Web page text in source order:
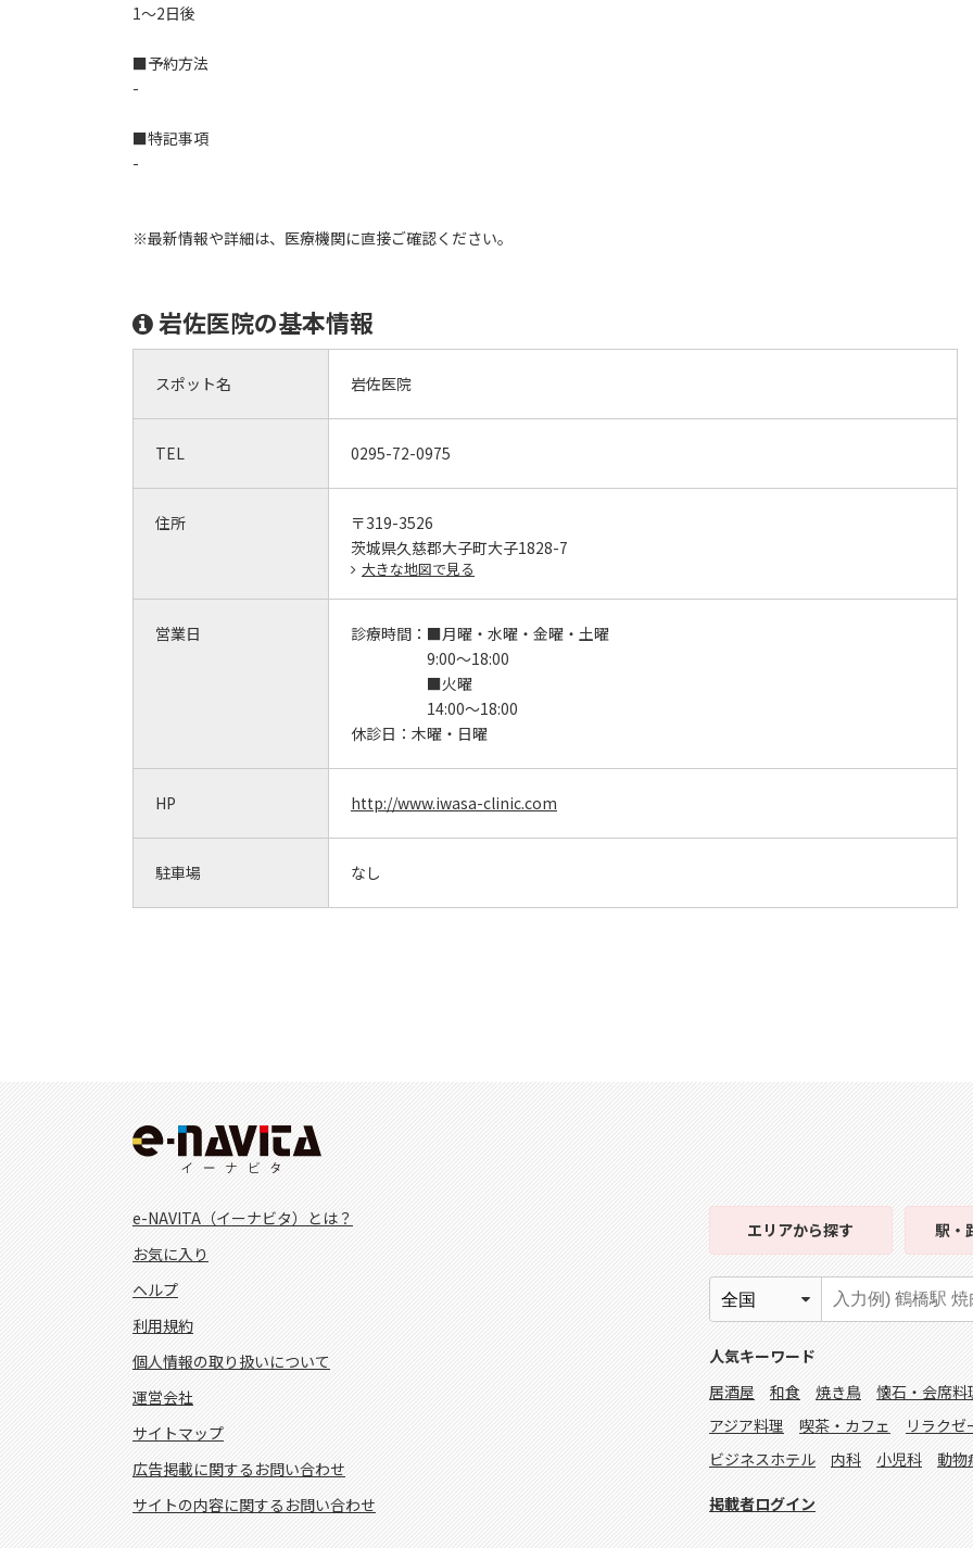
1～2日後
■予約方法
-
■特記事項
-
※最新情報や詳細は、医療機関に直接ご確認ください。
岩佐医院の基本情報
スポット名 岩佐医院
TEL 0295-72-0975
住所
〒319-3526
茨城県久慈郡大子町大子1828-7
大きな地図で見る
営業日 診療時間： ■月曜・水曜・金曜・土曜
9:00～18:00
■火曜
14:00～18:00
休診日： 木曜・日曜
HP http://www.iwasa-clinic.com
駐車場 なし
e-NAVITA（イーナビタ）とは？
お気に入り
ヘルプ
利用規約
個人情報の取り扱いについて
運営会社
サイトマップ
広告掲載に関するお問い合わせ
サイトの内容に関するお問い合わせ
エリアから探す 駅・
人気キーワード
居酒屋
和食 焼き鳥 懐石・会席料
アジア料理
喫茶・カフェ リラクゼ
ビジネスホテル
内科 小児科 動物
掲載者ログイン